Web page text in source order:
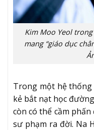
Kim Moo Yeol
mang “giáo dục
Trong một hệ
kẻ bắt nạt học
còn có thể cầm phấn
sư phạm ra đời. Na